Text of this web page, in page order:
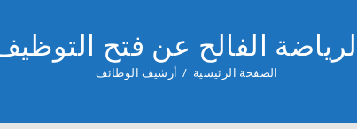
الفالح عن فتح
الصفحة الرئيسية / أرشيف الوظائف